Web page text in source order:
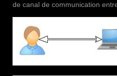
de canal de communication